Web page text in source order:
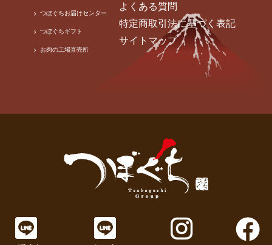
つぼぐちお届けセンター
つぼぐちギフト
お肉の工場直売所
よくある質問
特定商取引法に基づく表記
サイトマップ